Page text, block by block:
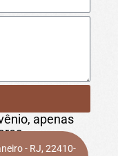
apenas
- RJ, 22410-